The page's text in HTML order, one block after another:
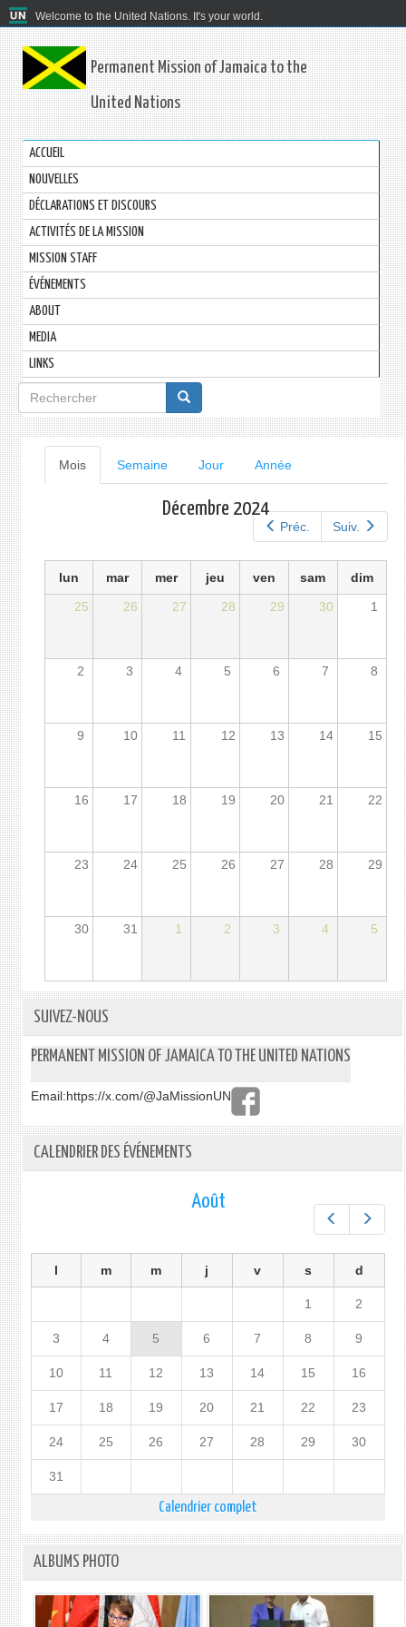
Welcome to the United Nations. It's your world.
Permanent Mission of Jamaica to the
United Nations
ACCUEIL
NOUVELLES
DÉCLARATIONS ET DISCOURS
ACTIVITÉS DE LA MISSION
MISSION STAFF
ÉVÉNEMENTS
ABOUT
MEDIA
LINKS
Formulaire
de
recherche
Onglets
principaux
Mois(onglet
actif)
Semaine Jour Année
Préc. Suiv.
Décembre 2024
lun mar mer jeu ven sam
dim
25
26 27 28 29 30 1
2 3 4 5 6 7 8
9 10 11 12 13 14 15
16 17 18 19 20 21 22
23 24 25 26 27 28 29
30 31 1 2 3 4 5
SUIVEZ-NOUS
PERMANENT MISSION OF JAMAICA TO THE UNITED NATIONS
Email:https://x.com/@JaMissionUN
CALENDRIER DES ÉVÉNEMENTS
Préc.
Août
l m m j v s d
1 2
3 4 5 6 7 8 9
10 11 12 13 14 15 16
17 18 19 20 21 22 23
24 25 26 27 28 29 30
31
Calendrier complet
ALBUMS PHOTO